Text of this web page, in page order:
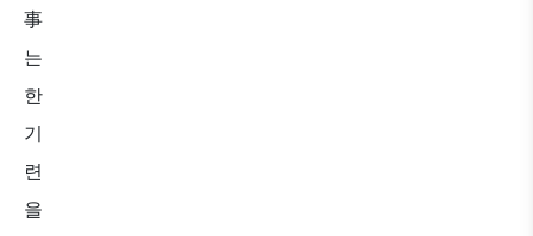
事
는
한
기
련
을